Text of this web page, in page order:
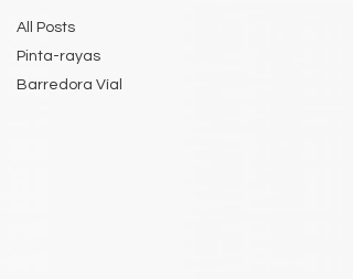
All Posts
Pinta-rayas
Barredora Víal